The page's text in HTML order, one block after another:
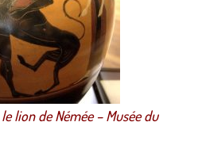
lion de Némée – Musée du